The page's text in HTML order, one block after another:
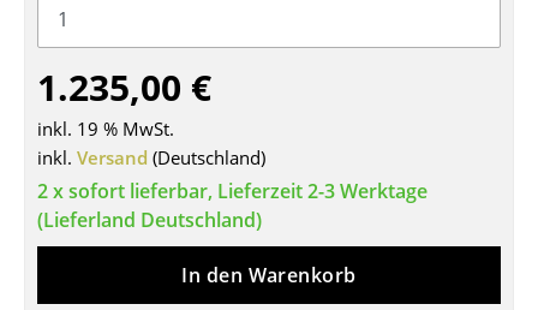
Schreibtische
Konferenztische
Stehtische & Stehpulte
Kindertische
Gartentische
Servierwagen
1.235,00 €
inkl. 19 % MwSt.
inkl. Versand (Deutschland)
2 x sofort lieferbar, Lieferzeit 2-3 Werktage
(Lieferland Deutschland)
In den Warenkorb